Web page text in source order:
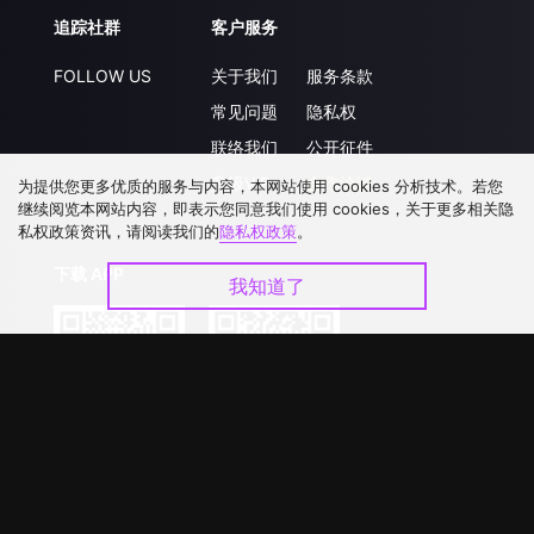
追踪社群
FOLLOW US
客户服务
关于我们
常见问题
联络我们
升级VIP
服务条款
隐私权
公开征件
合作洽談
为提供您更多优质的服务与内容，本网站使用 cookies 分析技术。若您
继续阅览本网站内容，即表示您同意我们使用 cookies，关于更多相关隐
私权政策资讯，请阅读我们的隐私权政策。
我知道了